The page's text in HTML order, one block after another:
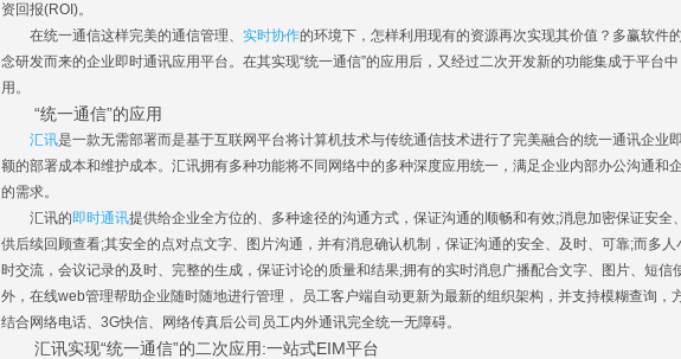
资回报(ROI)。
在统一通信这样完美的通信管理、 实时协作的环境下，怎样利用现有的资源再次实现其价值？多赢软件
念研发而来的企业即时通讯应用平台。在其实现“统一通信”的应用后，又经过二次开发新的功能集成于平台
用。
“统一通信”的应用
汇讯是一款无需部署而是基于互联网平台将计算机技术与传统通信技术进行了完美融合的统一通讯企业
额的部署成本和维护成本。汇讯拥有多种功能将不同网络中的多种深度应用统一，满足企业内部办公沟通和
的需求。
汇讯的即时通讯提供给企业全方位的、多种途径的沟通方式，保证沟通的顺畅和有效;消息加密保证安全
供后续回顾查看;其安全的点对点文字、图片沟通，并有消息确认机制，保证沟通的安全、及时、可靠;而多
时交流，会议记录的及时、完整的生成，保证讨论的质量和结果;拥有的实时消息广播配合文字、图片、短信
外，在线web管理帮助企业随时随地进行管理， 员工客户端自动更新为最新的组织架构，并支持模糊查询，
结合网络电话、3G快信、网络传真后公司员工内外通讯完全统一无障碍。
汇讯实现“统一通信”的二次应用:一站式EIM平台